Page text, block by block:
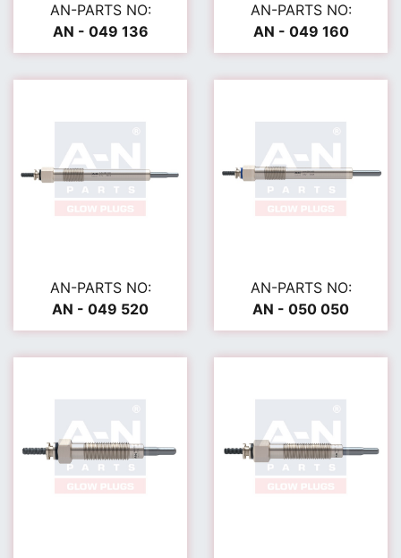
AN-PARTS NO:
AN - 049 136
AN-PARTS NO:
AN - 049 160
AN-PARTS NO:
AN - 049 520
AN-PARTS NO:
AN - 050 050